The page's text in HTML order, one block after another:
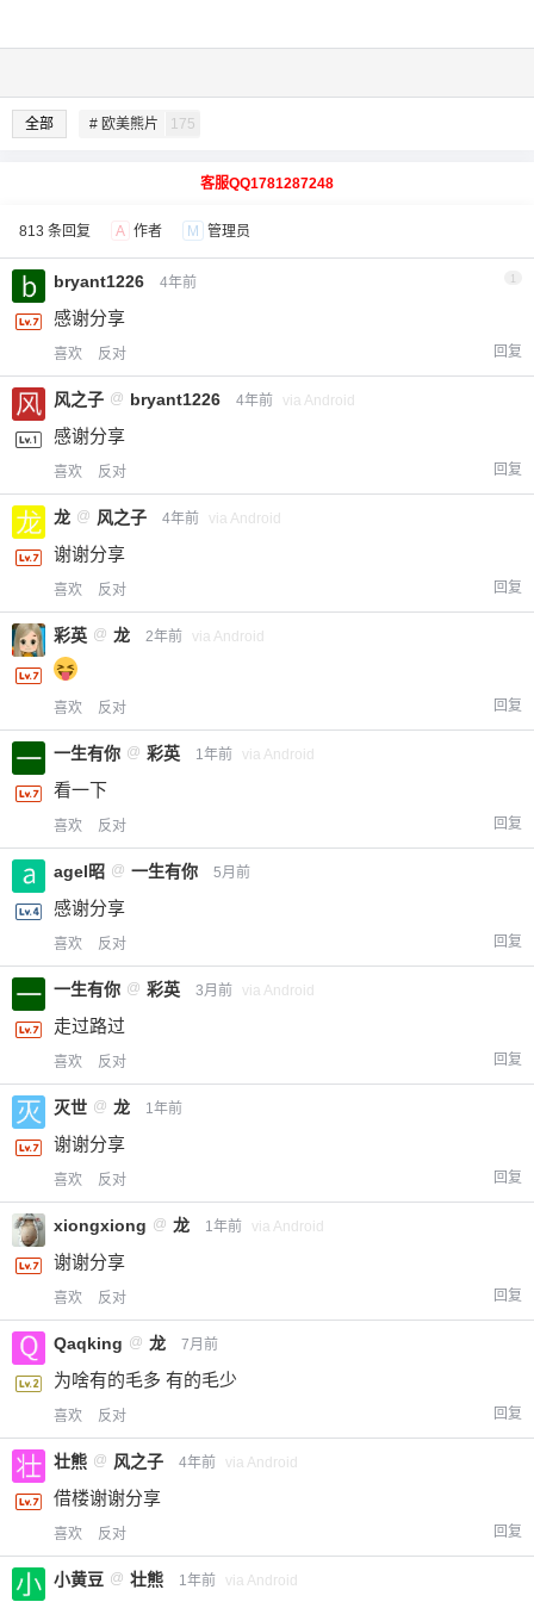
全部 # 欧美熊片 175
客服QQ1781287248
813 条回复 A 作者 M 管理员
bryant1226 4年前 1
感谢分享
喜欢 反对 回复
风之子 @ bryant1226 4年前 via Android
感谢分享
喜欢 反对 回复
龙 @ 风之子 4年前 via Android
谢谢分享
喜欢 反对 回复
彩英 @ 龙 2年前 via Android
喜欢 反对 回复
一生有你 @ 彩英 1年前 via Android
看一下
喜欢 反对 回复
agel昭 @ 一生有你 5月前
感谢分享
喜欢 反对 回复
一生有你 @ 彩英 3月前 via Android
走过路过
喜欢 反对 回复
灭世 @ 龙 1年前
谢谢分享
喜欢 反对 回复
xiongxiong @ 龙 1年前 via Android
谢谢分享
喜欢 反对 回复
Qaqking @ 龙 7月前
为啥有的毛多 有的毛少
喜欢 反对 回复
壮熊 @ 风之子 4年前 via Android
借楼谢谢分享
喜欢 反对 回复
小黄豆 @ 壮熊 1年前 via Android